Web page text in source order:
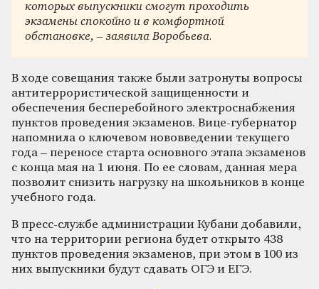
которых выпускники смогут проходить
экзамены спокойно и в комфортной
обстановке, – заявила Воробьева.
В ходе совещания также были затронуты вопросы
антитеррористической защищенности и
обеспечения бесперебойного электроснабжения
пунктов проведения экзаменов. Вице-губернатор
напомнила о ключевом нововведении текущего
года – переносе старта основного этапа экзаменов
с конца мая на 1 июня. По ее словам, данная мера
позволит снизить нагрузку на школьников в конце
учебного года.
В пресс-службе администрации Кубани добавили,
что на территории региона будет открыто 438
пунктов проведения экзаменов, при этом в 100 из
них выпускники будут сдавать ОГЭ и ЕГЭ.